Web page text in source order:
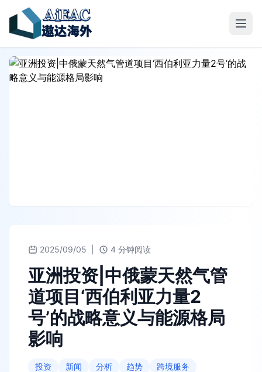
2025/09/05 4 分钟阅读
亚洲投资|中俄蒙天然气管
道项目‘西伯利亚力量2
号’的战略意义与能源格局
影响
投资 新闻 分析 趋势 跨境服务